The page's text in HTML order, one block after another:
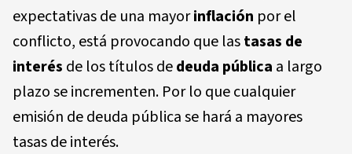
expectativas de una mayorinflación por el
conflicto, está provocando que lastasas de
interés de los títulos dedeuda pública a largo
plazo se incrementen. Por lo que cualquier
emisión de deuda pública se hará a mayores
tasas de interés.